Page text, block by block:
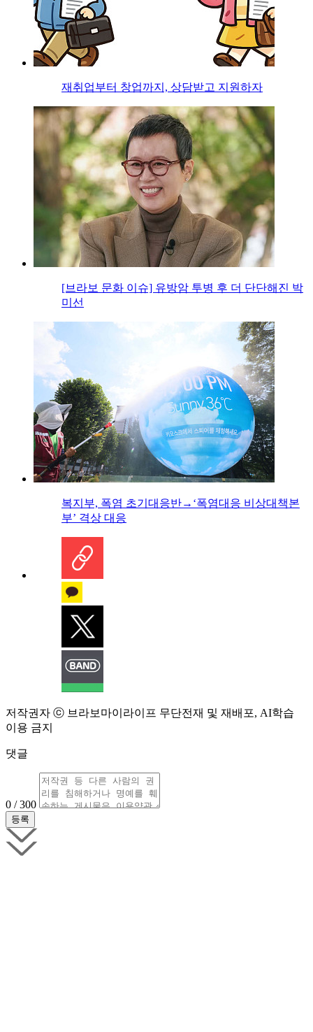
재취업부터 창업까지, 상담받고 지원하자
[브라보 문화 이슈] 유방암 투병 후 더 단단해진 박
미선
복지부, 폭염 초기대응반→‘폭염대응 비상대책본
부’ 격상 대응
저작권자 ⓒ 브라보마이라이프 무단전재 및 재배포, AI학습
이용 금지
댓글
0 / 300